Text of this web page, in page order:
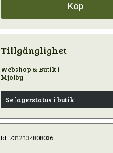
Köp
Tillgänglighet
Webshop & Butik i
Mjölby
Se lagerstatus i butik
Id: 7312134808036